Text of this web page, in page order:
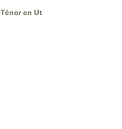
Ténor en Ut